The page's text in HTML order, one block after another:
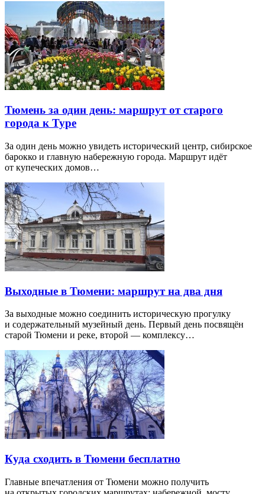
Тюмень за один день: маршрут от старого
города к Туре
За один день можно увидеть исторический центр, сибирское
барокко и главную набережную города. Маршрут идёт
от купеческих домов…
Выходные в Тюмени: маршрут на два дня
За выходные можно соединить историческую прогулку
и содержательный музейный день. Первый день посвящён
старой Тюмени и реке, второй — комплексу…
Куда сходить в Тюмени бесплатно
Главные впечатления от Тюмени можно получить